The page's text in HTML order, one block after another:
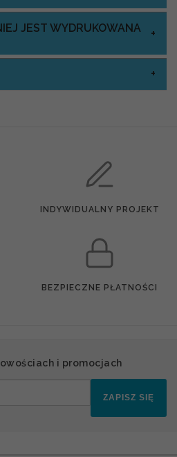
JEST WYDRUKOWANA
INDYWIDUALNY PROJEKT
BEZPIECZNE PŁATNOŚCI
i promocjach
ZAPISZ SIĘ